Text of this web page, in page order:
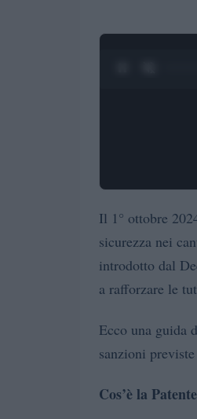
Il 1° ottobre
sicurezza nei
introdotto dal
a rafforzare le
Ecco una guida
sanzioni
Cos’è la